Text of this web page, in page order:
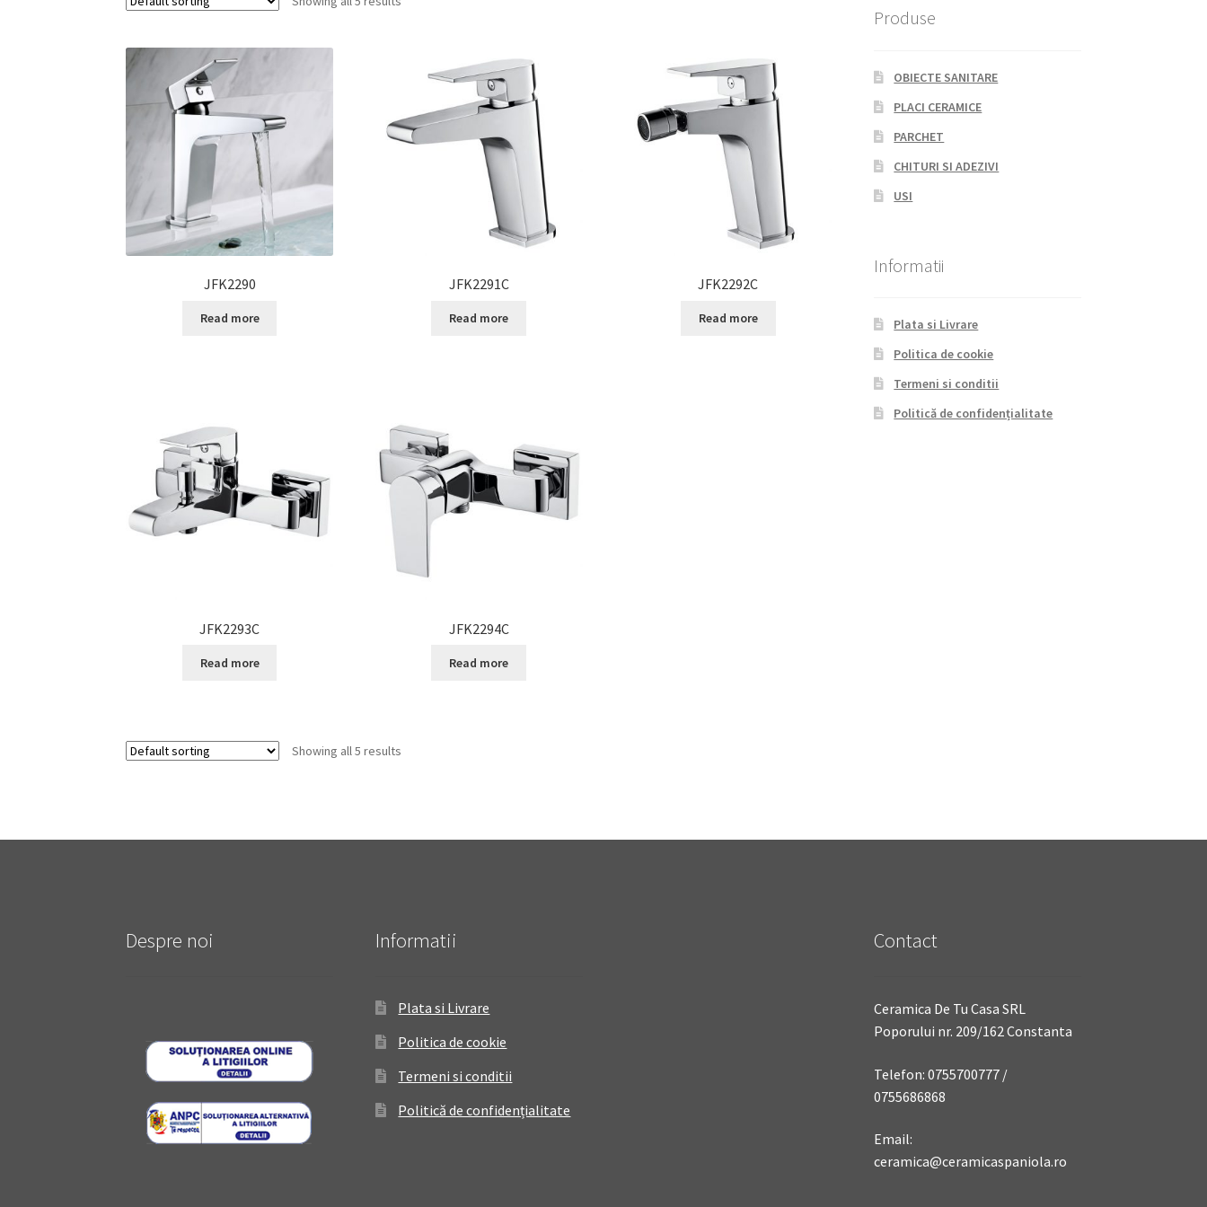
JFK2290
Read more
JFK2291C
Read more
JFK2292C
Read more
JFK2293C
Read more
JFK2294C
Read more
Showing all 5 results
Produse
OBIECTE SANITARE
PLACI CERAMICE
PARCHET
CHITURI SI ADEZIVI
USI
Informatii
Plata si Livrare
Politica de cookie
Termeni si conditii
Politică de confidențialitate
Despre noi Informatii
Plata si Livrare
Politica de cookie
Termeni si conditii
Politică de confidențialitate
Contact
Ceramica De Tu Casa SRL
Poporului nr. 209/162 Constanta
Telefon: 0755700777 /
0755686868
Email:
ceramica@ceramicaspaniola.ro